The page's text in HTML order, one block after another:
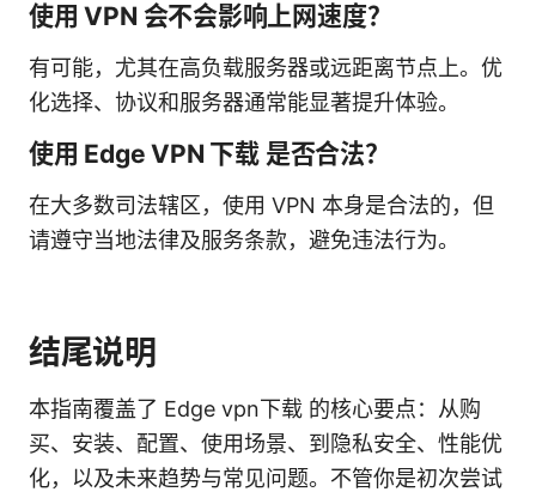
使用 VPN 会不会影响上网速度？
有可能，尤其在高负载服务器或远距离节点上。优
化选择、协议和服务器通常能显著提升体验。
使用 Edge VPN 下载 是否合法？
在大多数司法辖区，使用 VPN 本身是合法的，但
请遵守当地法律及服务条款，避免违法行为。
结尾说明
本指南覆盖了 Edge vpn下载 的核心要点：从购
买、安装、配置、使用场景、到隐私安全、性能优
化，以及未来趋势与常见问题。不管你是初次尝试